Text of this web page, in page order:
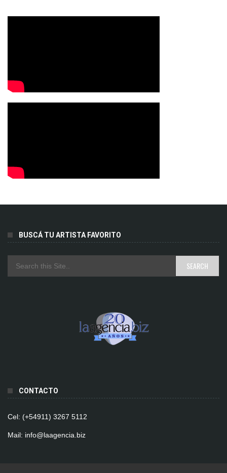
BUSCÁ TU ARTISTA FAVORITO
CONTACTO
Cel: (+54911) 3267 5112
Mail: info@laagencia.biz